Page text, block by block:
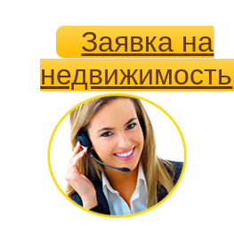
Заявка на
недвижимость